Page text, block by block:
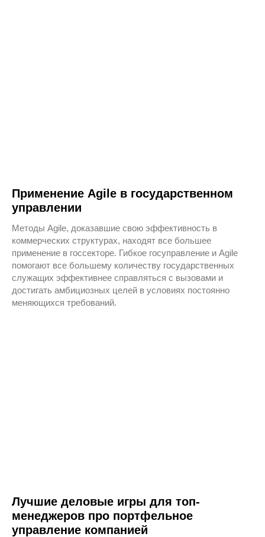
Применение Agile в государственном
управлении
Методы Agile, доказавшие свою эффективность в
коммерческих структурах, находят все большее
применение в госсекторе. Гибкое госуправление и Agile
помогают все большему количеству государственных
служащих эффективнее справляться с вызовами и
достигать амбициозных целей в условиях постоянно
меняющихся требований.
Лучшие деловые игры для топ-
менеджеров про портфельное
управление компанией
Политика конфиденциальности
Договор-оферта